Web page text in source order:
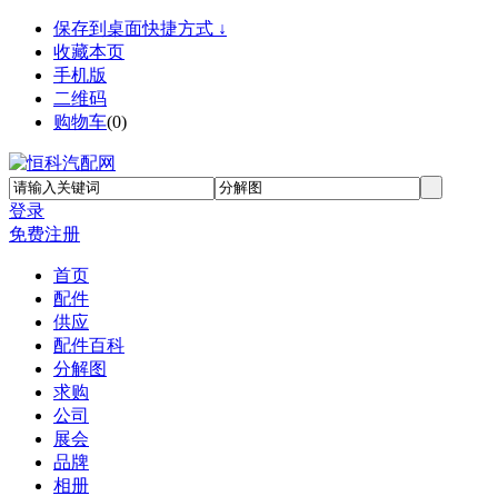
保存到桌面快捷方式 ↓
收藏本页
手机版
二维码
购物车(0)
登录
免费注册
首页
配件
供应
配件百科
分解图
求购
公司
展会
品牌
相册